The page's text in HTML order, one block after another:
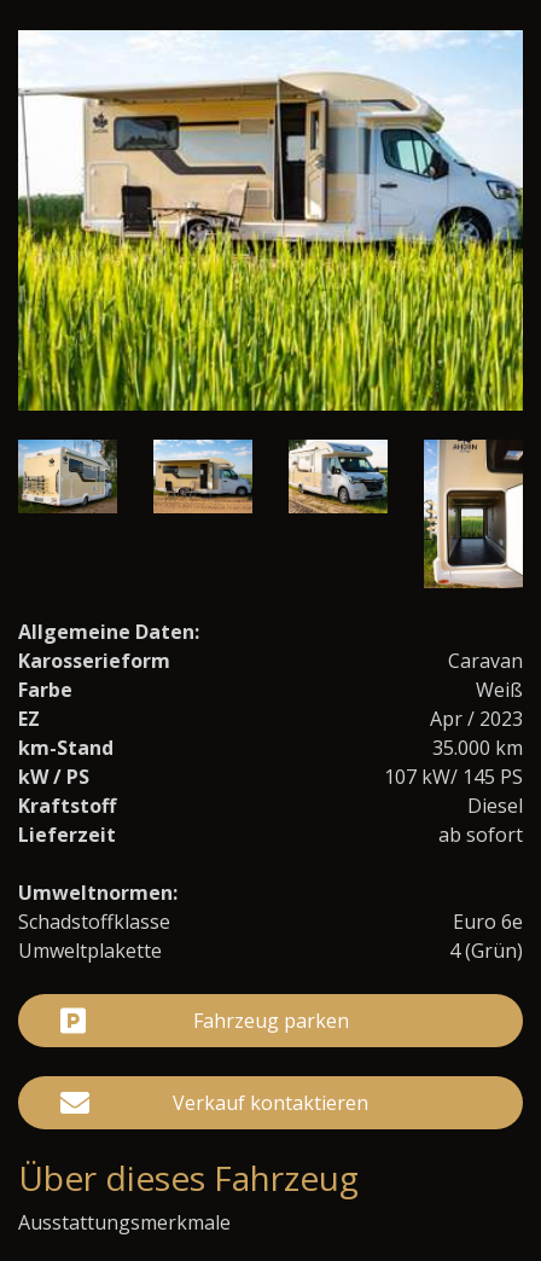
Allgemeine Daten:
Karosserieform
Caravan
Farbe
Weiß
EZ
Apr / 2023
km-Stand
35.000 km
kW / PS
107 kW/ 145 PS
Kraftstoff
Diesel
Lieferzeit
ab sofort
Umweltnormen:
Schadstoffklasse
Euro 6e
Umweltplakette
4 (Grün)
Fahrzeug parken
Verkauf kontaktieren
Über dieses Fahrzeug
Ausstattungsmerkmale